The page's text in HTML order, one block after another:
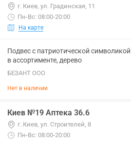
г. Киев, ул. Градинская, 11
Пн-Вс: 08:00-20:00
На карте
Подвес с патриотической
в ассортименте, дерево
БЕЗАНТ ООО
Нет в наличии
Киев №19 Аптека 36.6
г. Киев, ул. Строителей, 8
Пн-Вс: 08:00-20:00